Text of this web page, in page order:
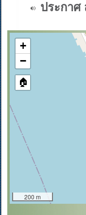
ประกาศ
+
−
🏠
200 m